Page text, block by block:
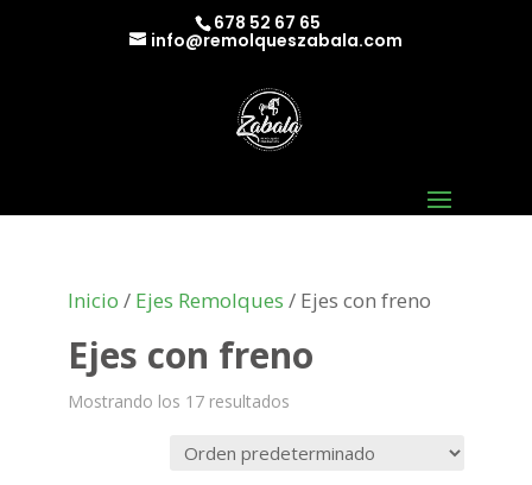
678 52 67 65
info@remolqueszabala.com
Inicio / Ejes Remolques / Ejes con freno
Ejes con freno
Mostrando los 17 resultados